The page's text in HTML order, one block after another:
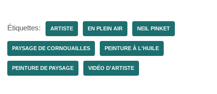
Étiquettes: ARTISTE EN PLEIN AIR NEIL PINKET
PAYSAGE DE CORNOUAILLES PEINTURE À L'HUILE
PEINTURE DE PAYSAGE VIDÉO D'ARTISTE